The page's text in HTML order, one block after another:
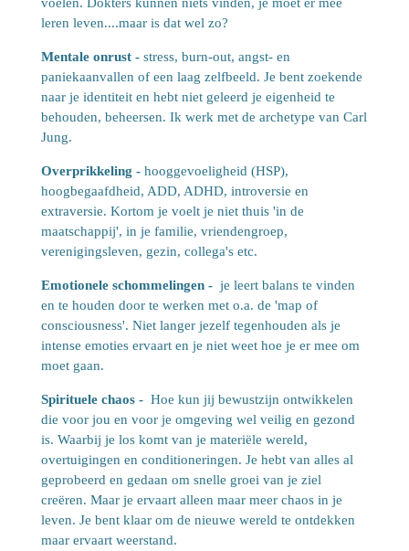
voelen. Dokters kunnen niets vinden, je moet er mee
leren leven....maar is dat wel zo?
Mentale onrust - stress, burn-out, angst- en
paniekaanvallen of een laag zelfbeeld. Je bent zoekende
naar je identiteit en hebt niet geleerd je eigenheid te
behouden, beheersen. Ik werk met de archetype van Carl
Jung.
Overprikkeling - hooggevoeligheid (HSP),
hoogbegaafdheid, ADD, ADHD, introversie en
extraversie. Kortom je voelt je niet thuis 'in de
maatschappij', in je familie, vriendengroep,
verenigingsleven, gezin, collega's etc.
Emotionele schommelingen - je leert balans te vinden
en te houden door te werken met o.a. de 'map of
consciousness'. Niet langer jezelf tegenhouden als je
intense emoties ervaart en je niet weet hoe je er mee om
moet gaan.
Spirituele chaos - Hoe kun jij bewustzijn ontwikkelen
die voor jou en voor je omgeving wel veilig en gezond
is. Waarbij je los komt van je materiële wereld,
overtuigingen en conditioneringen. Je hebt van alles al
geprobeerd en gedaan om snelle groei van je ziel
creëren. Maar je ervaart alleen maar meer chaos in je
leven. Je bent klaar om de nieuwe wereld te ontdekken
maar ervaart weerstand.